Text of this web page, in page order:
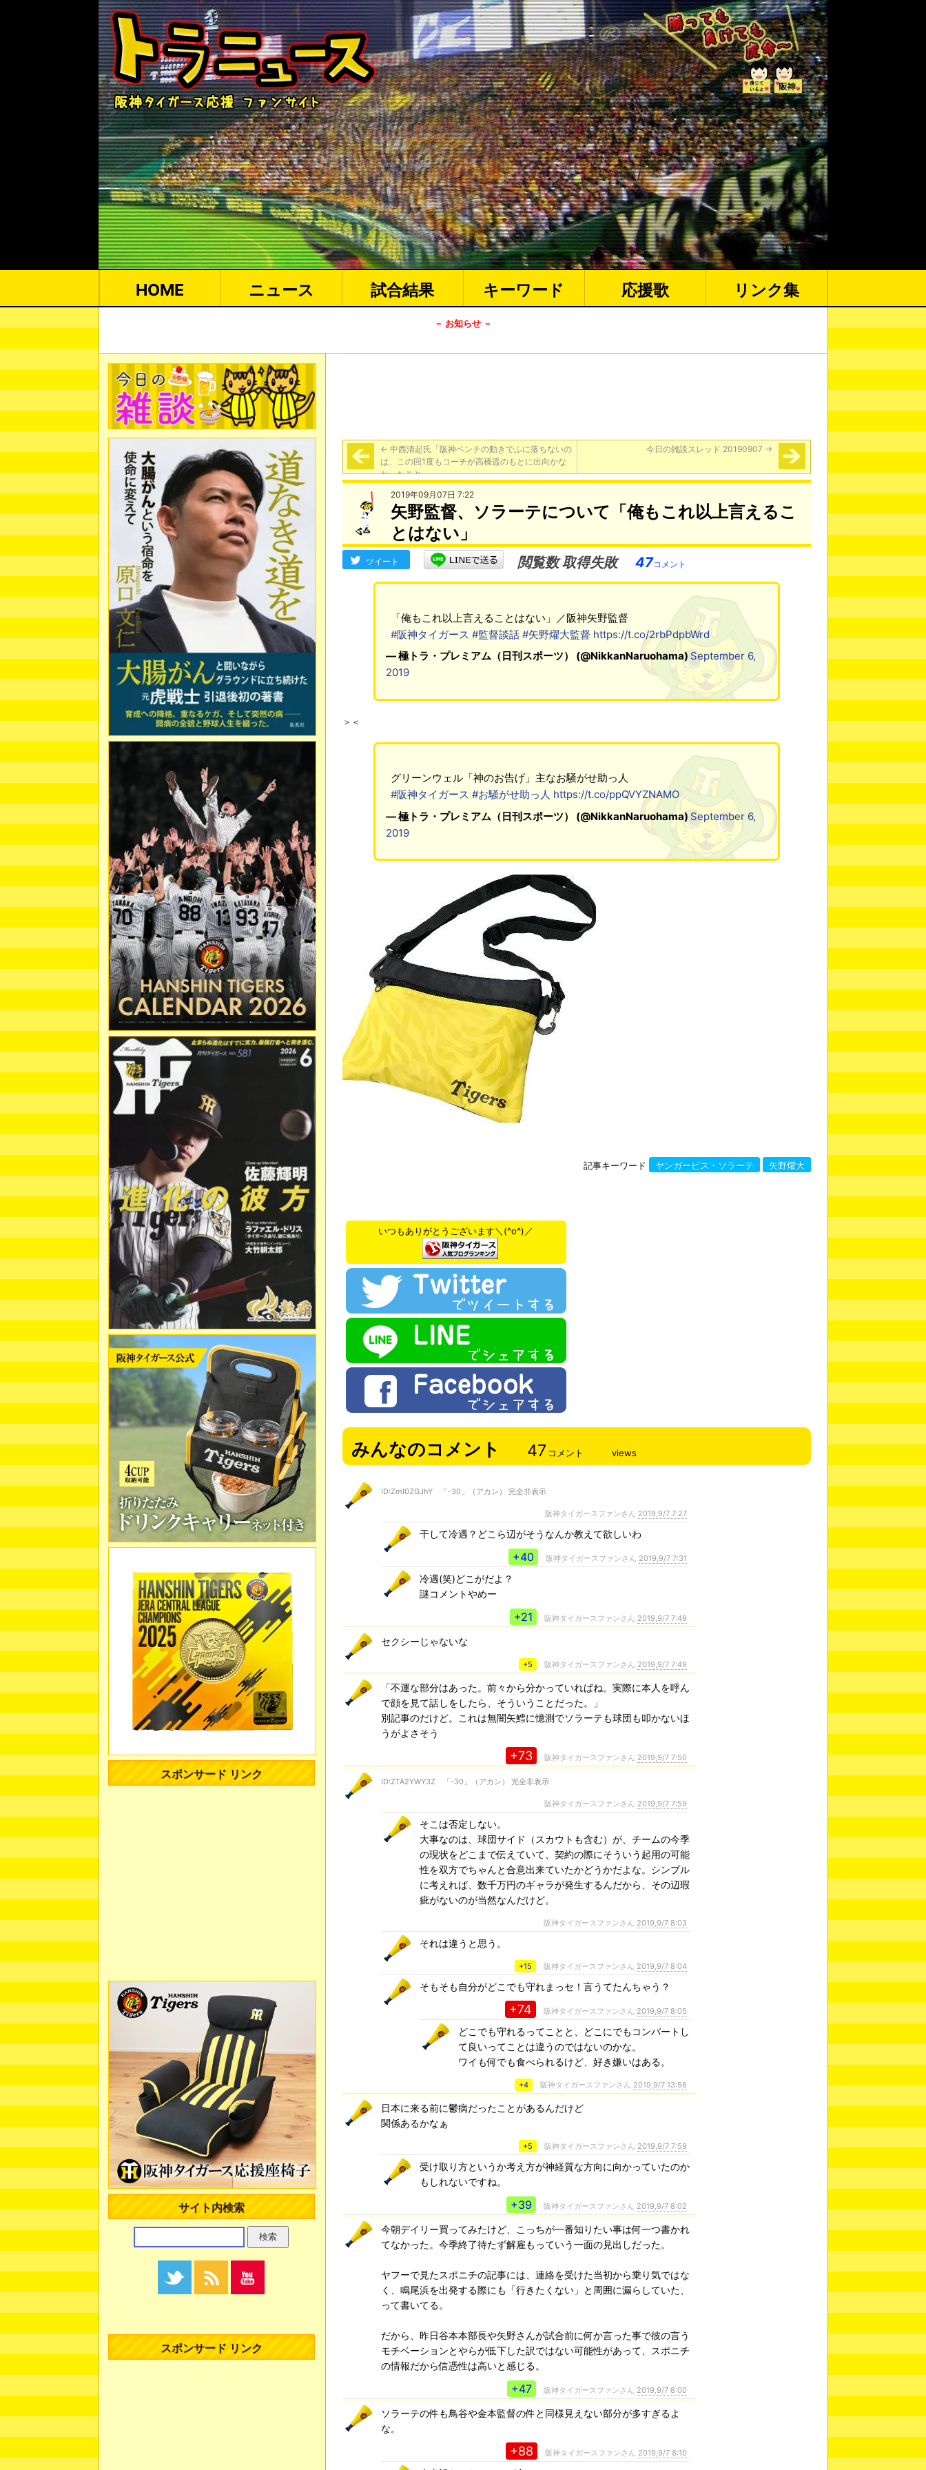
HOME ニュース 試合結果 キーワード 応援歌 リンク集
－ お知らせ －
← 中西清起氏「阪神ベンチの動きでふに落ちないの
は、この回1度もコーチが高橋遥のもとに出向かな
かったこと」
今日の雑談スレッド 20190907 →
2019年09月07日 7:22
矢野監督、ソラーテについて「俺もこれ以上言えるこ
とはない」
ツイート 閲覧数 取得失敗 47コメント
「俺もこれ以上言えることはない」／阪神矢野監督
#阪神タイガース #監督談話 #矢野燿大監督 https://t.co/2rbPdpbWrd
— 極トラ・プレミアム（日刊スポーツ） (@NikkanNaruohama) September 6,
2019
＞＜
グリーンウェル「神のお告げ」主なお騒がせ助っ人
#阪神タイガース #お騒がせ助っ人 https://t.co/ppQVYZNAMO
— 極トラ・プレミアム（日刊スポーツ） (@NikkanNaruohama) September 6,
2019
記事キーワード ヤンガービス・ソラーテ 矢野燿大
いつもありがとうございます＼(^o^)／
みんなのコメント 47 コメント views
ID:ZmI0ZGJhY 「-30」（アカン） 完全非表示
阪神タイガースファンさん 2019,9/7 7:27
干して冷遇？どこら辺がそうなんか教えて欲しいわ
+40 阪神タイガースファンさん 2019,9/7 7:31
冷遇(笑)どこがだよ？
謎コメントやめー
+21 阪神タイガースファンさん 2019,9/7 7:49
セクシーじゃないな
+5 阪神タイガースファンさん 2019,9/7 7:49
「不運な部分はあった。前々から分かっていればね。実際に本人を呼ん
で顔を見て話しをしたら、そういうことだった。」
別記事のだけど。これは無闇矢鱈に憶測でソラーテも球団も叩かないほ
うがよさそう
+73 阪神タイガースファンさん 2019,9/7 7:50
ID:ZTA2YWY3Z 「-30」（アカン） 完全非表示
阪神タイガースファンさん 2019,9/7 7:59
そこは否定しない。
大事なのは、球団サイド（スカウトも含む）が、チームの今季
の現状をどこまで伝えていて、契約の際にそういう起用の可能
性を双方でちゃんと合意出来ていたかどうかだよな。シンプル
に考えれば、数千万円のギャラが発生するんだから、その辺瑕
疵がないのが当然なんだけど。
阪神タイガースファンさん 2019,9/7 8:03
それは違うと思う。
+15 阪神タイガースファンさん 2019,9/7 8:04
そもそも自分がどこでも守れまっセ！言うてたんちゃう？
+74 阪神タイガースファンさん 2019,9/7 8:05
どこでも守れるってことと、どこにでもコンバートし
て良いってことは違うのではないのかな。
ワイも何でも食べられるけど、好き嫌いはある。
+4 阪神タイガースファンさん 2019,9/7 13:56
日本に来る前に鬱病だったことがあるんだけど
関係あるかなぁ
+5 阪神タイガースファンさん 2019,9/7 7:59
受け取り方というか考え方が神経質な方向に向かっていたのか
もしれないですね。
+39 阪神タイガースファンさん 2019,9/7 8:02
今朝デイリー買ってみたけど、こっちが一番知りたい事は何一つ書かれ
てなかった。今季終了待たず解雇もっていう一面の見出しだった。
ヤフーで見たスポニチの記事には、連絡を受けた当初から乗り気ではな
く、鳴尾浜を出発する際にも「行きたくない」と周囲に漏らしていた、
って書いてる。
だから、昨日谷本本部長や矢野さんが試合前に何か言った事で彼の言う
モチベーションとやらが低下した訳ではない可能性があって、スポニチ
の情報だから信憑性は高いと感じる。
+47 阪神タイガースファンさん 2019,9/7 8:00
ソラーテの件も鳥谷や金本監督の件と同様見えない部分が多すぎるよ
な。
+88 阪神タイガースファンさん 2019,9/7 8:10
スポンサード リンク
サイト内検索
スポンサード リンク